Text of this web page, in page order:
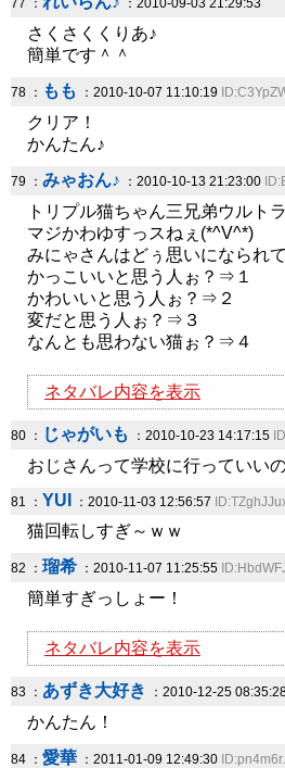
77 ： ：2010-09-03 21:29:53
さくさくくりあ♪
簡単です＾＾
78 ： もも ：2010-10-07 11:10:19
クリア！
かんたん♪
79 ： みゃおん♪ ：2010-10-13 21:23:00
トリプル猫ちゃん三兄弟ウルト
マジかわゆすっスねぇ(*^V^*)
みにゃさんはどぅ思いになられ
かっこいいと思う人ぉ？⇒１
かわいいと思う人ぉ？⇒２
変だと思う人ぉ？⇒３
なんとも思わない猫ぉ？⇒４
ネタバレ内容を表示
80 ： じゃがいも ：2010-10-23 14:17:15
おじさんって学校に行っていい
81 ： YUI ：2010-11-03 12:56:57
猫回転しすぎ～ｗｗ
82 ： 瑠希 ：2010-11-07 11:25:55
簡単すぎっしょー！
ネタバレ内容を表示
83 ： あずき大好き ：2010-12-25
かんたん！
84 ： 愛華 ：2011-01-09 12:49:30